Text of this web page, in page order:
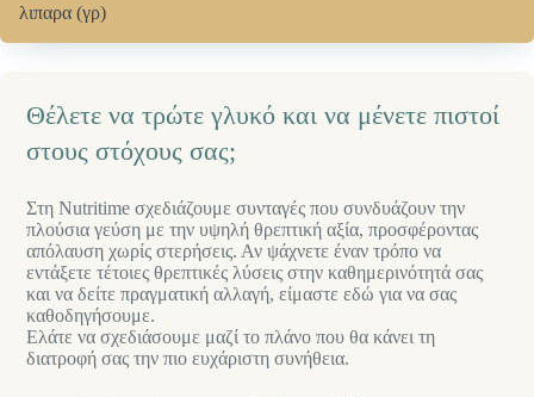
λιπαρα (γρ)
Θέλετε να τρώτε γλυκό και να μένετε πιστοί
στους στόχους σας;
Στη Nutritime σχεδιάζουμε συνταγές που συνδυάζουν την
πλούσια γεύση με την υψηλή θρεπτική αξία, προσφέροντας
απόλαυση χωρίς στερήσεις. Αν ψάχνετε έναν τρόπο να
εντάξετε τέτοιες θρεπτικές λύσεις στην καθημερινότητά σας
και να δείτε πραγματική αλλαγή, είμαστε εδώ για να σας
καθοδηγήσουμε.
Ελάτε να σχεδιάσουμε μαζί το πλάνο που θα κάνει τη
διατροφή σας την πιο ευχάριστη συνήθεια.